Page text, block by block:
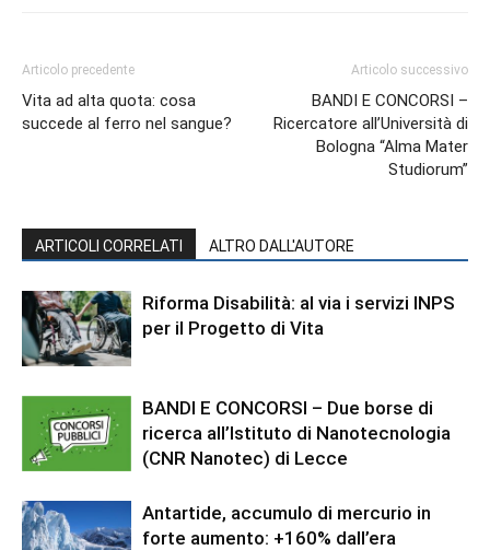
Articolo precedente
Vita ad alta quota: cosa
succede al ferro nel sangue?
Articolo successivo
BANDI E CONCORSI –
Ricercatore all’Università di
Bologna “Alma Mater
Studiorum”
ARTICOLI CORRELATI ALTRO DALL'AUTORE
Riforma Disabilità: al via i servizi INPS
per il Progetto di Vita
BANDI E CONCORSI – Due borse di
ricerca all’Istituto di Nanotecnologia
(CNR Nanotec) di Lecce
Antartide, accumulo di mercurio in
forte aumento: +160% dall’era